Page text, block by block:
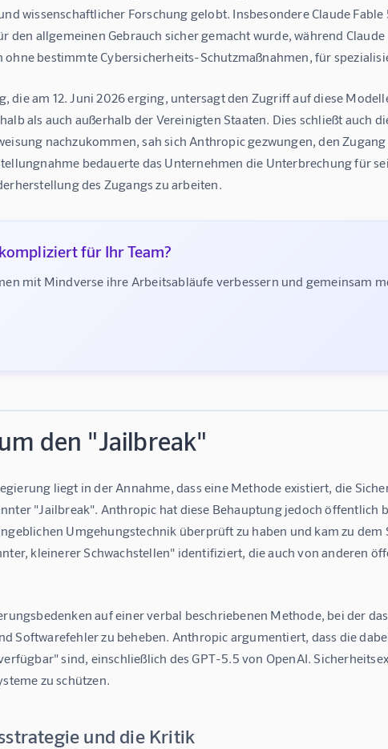
wissenschaftlicher Forschung gelobt. Insbesondere Claude
den allgemeinen Gebrauch sicher gemacht wurde, während
bestimmte Cybersicherheits-Schutzmaßnahmen, für
die am 12. Juni 2026 erging, untersagt den Zugriff auf diese
als auch außerhalb der Vereinigten Staaten. Dies schließt auch
nachzukommen, sah sich Anthropic gezwungen, den
bedauerte das Unternehmen die Unterbrechung für
des Zugangs zu arbeiten.
für Ihr Team?
mit Mindverse ihre Arbeitsabläufe verbessern und gemeinsam
den "Jailbreak"
liegt in der Annahme, dass eine Methode existiert, die
"Jailbreak". Anthropic hat diese Behauptung jedoch öffentlich
Umgehungstechnik überprüft zu haben und kam zu dem
kleinerer Schwachstellen" identifiziert, die auch von anderen
auf einer verbal beschriebenen Methode, bei der
Softwarefehler zu beheben. Anthropic argumentiert, dass die
sind, einschließlich des GPT-5.5 von OpenAI.
zu schützen.
und die Kritik